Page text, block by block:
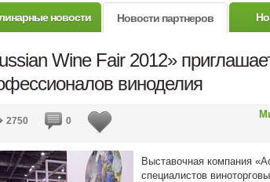
новости Новости партнеров
Wine Fair 2012»
виноделия
2750 0
Выставочная компания
специалистов